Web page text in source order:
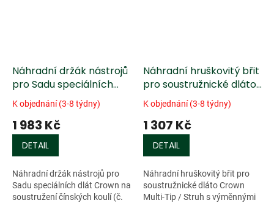
Náhradní držák nástrojů
pro Sadu speciálních
dlát Crown na
soustružení čínských
koulí
K objednání (3-8 týdny)
1 983 Kč
DETAIL
Náhradní držák nástrojů pro
Sadu speciálních dlát Crown na
soustružení čínských koulí (č.
Náhradní hruškovitý břit
pro soustružnické dláto
Crown Multi-Tip
K objednání (3-8 týdny)
1 307 Kč
DETAIL
Náhradní hruškovitý břit pro
soustružnické dláto Crown
Multi-Tip / Struh s výměnnými